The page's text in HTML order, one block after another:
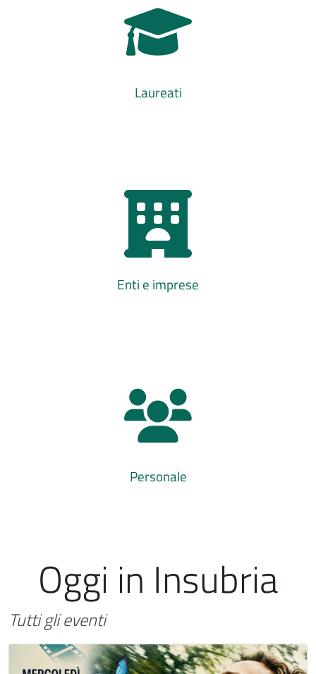
Laureati
Enti e imprese
Personale
Oggi in Insubria
Tutti gli eventi
Immagine